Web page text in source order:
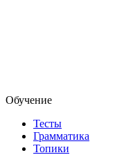
Обучение
Тесты
Грамматика
Топики